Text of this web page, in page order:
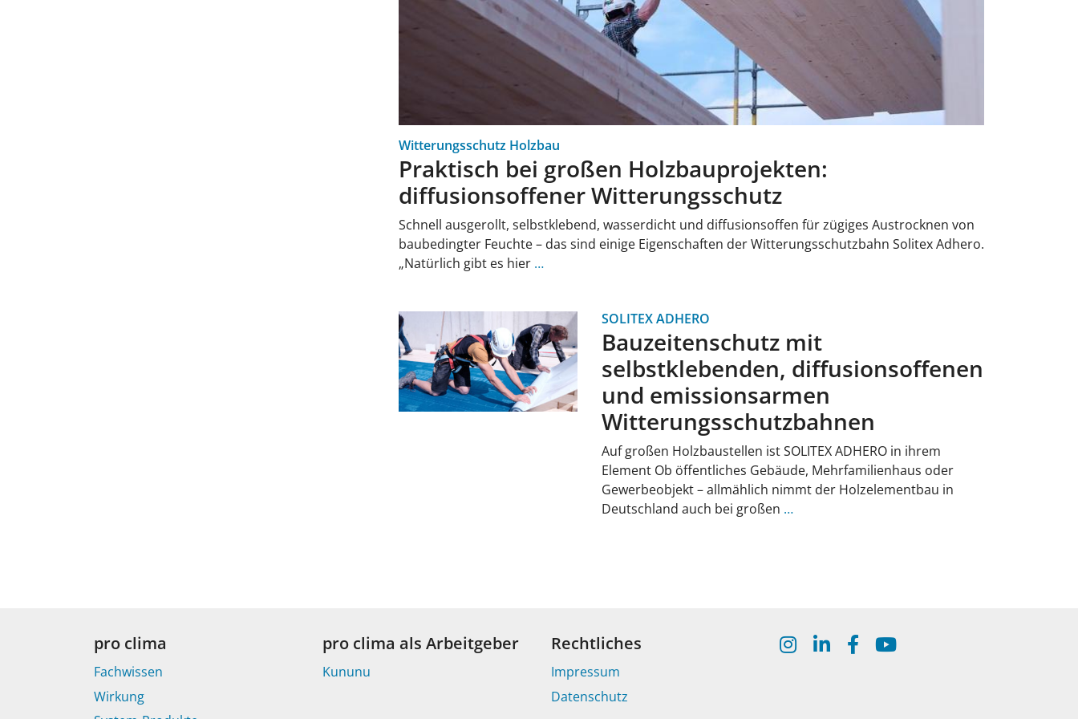
Witterungsschutz Holzbau
Praktisch bei großen Holzbauprojekten:
diffusionsoffener Witterungsschutz
Schnell ausgerollt, selbstklebend, wasserdicht und diffusionsoffen für zügiges Austrocknen von
baubedingter Feuchte – das sind einige Eigenschaften der Witterungsschutzbahn Solitex Adhero.
„Natürlich gibt es hier …
SOLITEX ADHERO
Bauzeitenschutz mit
selbstklebenden, diffusionsoffenen
und emissionsarmen
Witterungsschutzbahnen
Auf großen Holzbaustellen ist SOLITEX ADHERO in ihrem
Element Ob öffentliches Gebäude, Mehrfamilienhaus oder
Gewerbeobjekt – allmählich nimmt der Holzelementbau in
Deutschland auch bei großen …
pro clima
Fachwissen
Wirkung
pro clima als Arbeitgeber
Kununu
Rechtliches
Impressum
Datenschutz